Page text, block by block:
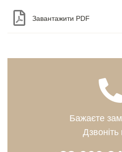
Завантажити PDF
Бажаєте